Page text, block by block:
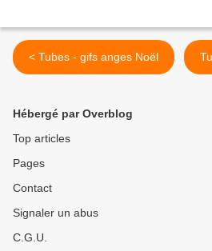
< Tubes - gifs anges Noël
Hébergé par Overblog
Top articles
Pages
Contact
Signaler un abus
C.G.U.